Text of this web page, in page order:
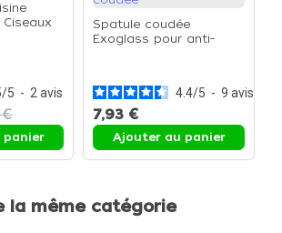
/5 - 2avis
€
panier
Spatule coudée
Exoglass pour anti-
4.4/5 - 9 avis
7,93 €
Ajouter au panier
la même catégorie